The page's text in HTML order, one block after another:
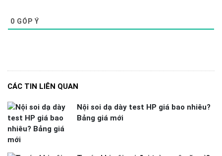
0 GÓP Ý
CÁC TIN LIÊN QUAN
Nội soi dạ dày test HP giá bao nhiêu?
Bảng giá mới